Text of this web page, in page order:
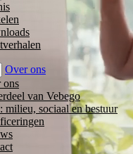
Over ons
van Vebego
milieu, sociaal en bestuur